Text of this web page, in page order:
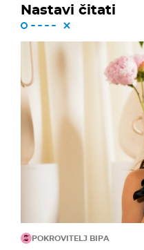
Nastavi čitati
POKROVITELJ BIPA